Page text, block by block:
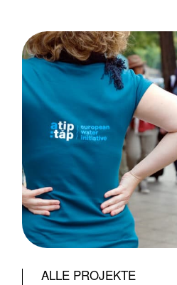
ALLE PROJEKTE